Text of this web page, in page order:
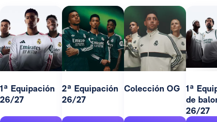
1ª Equipación
26/27
2ª Equipación
26/27
Colección OG
1ª
de
26/27